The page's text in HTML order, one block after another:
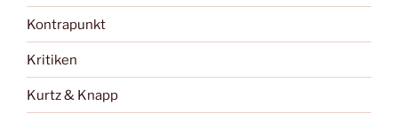
Kontrapunkt
Kritiken
Kurtz & Knapp